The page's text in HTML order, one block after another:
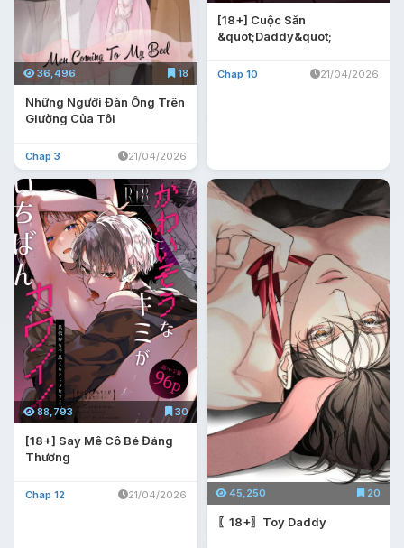
36,496 18
Những Người Đàn Ông Trên
Giường Của Tôi
Chap 3 21/04/2026
[18+] Cuộc Săn
&quot;Daddy&quot;
Chap 10 21/04/2026
88,793 30
[18+] Say Mê Cô Bé Đáng
Thương
Chap 12 21/04/2026 45,250 20
〖18+〗Toy Daddy